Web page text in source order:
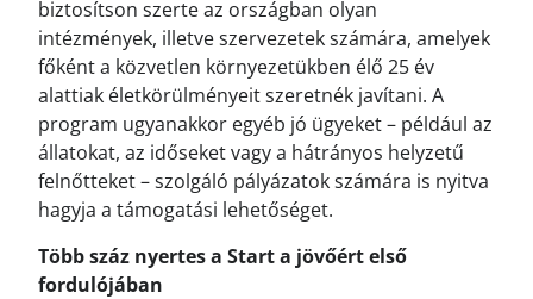
biztosítson szerte az országban olyan
intézmények, illetve szervezetek számára, amelyek
főként a közvetlen környezetükben élő 25 év
alattiak életkörülményeit szeretnék javítani. A
program ugyanakkor egyéb jó ügyeket – például az
állatokat, az időseket vagy a hátrányos helyzetű
felnőtteket – szolgáló pályázatok számára is nyitva
hagyja a támogatási lehetőséget.
Több száz nyertes a Start a jövőért első
fordulójában